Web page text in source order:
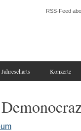
RSS-Feed
Jahrescharts Konzerte